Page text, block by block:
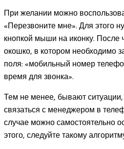
При желании можно
«Перезвоните мне». Для этого
кнопкой мыши на иконку. После
окошко, в котором необходимо
поля: «мобильный номер
время для звонка».
Тем не менее, бывают ситуации,
связаться с менеджером в
случае можно самостоятельно
этого, следуйте такому